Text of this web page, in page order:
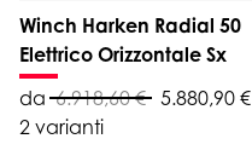
Winch Harken Radial 50
Elettrico Orizzontale Sx
da 6.918,60 € 5.880,90 €
2 varianti